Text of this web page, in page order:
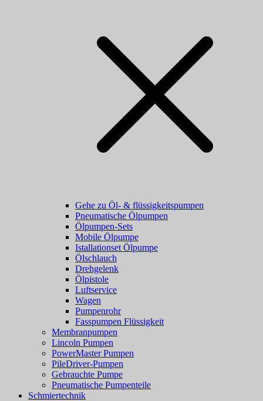
Gehe zu Öl- & flüssigkeitspumpen
Pneumatische Ölpumpen
Ölpumpen-Sets
Mobile Ölpumpe
Istallationset Ölpumpe
Ölschlauch
Drehgelenk
Ölpistole
Luftservice
Wagen
Pumpenrohr
Fasspumpen Flüssigkeit
Membranpumpen
Lincoln Pumpen
PowerMaster Pumpen
PileDriver-Pumpen
Gebrauchte Pumpe
Pneumatische Pumpenteile
Schmiertechnik